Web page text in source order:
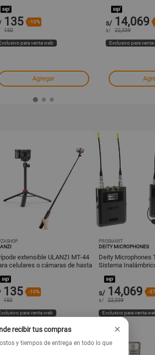
135 -10%
150
para venta web
Agregar
s/ 14,069
s/ 22,339
Exclusivo para venta
extensible ULANZI MT-44
celulares o cámaras de hasta
135 -10%
150
para venta web
PROSMART
DEITY MICROPHONES
Deity Microphones
Sistema
s/ 14,069 -
s/ 22,339
Exclusivo para venta
recibir tus compras ×
y tiempos de entrega en todo lo que